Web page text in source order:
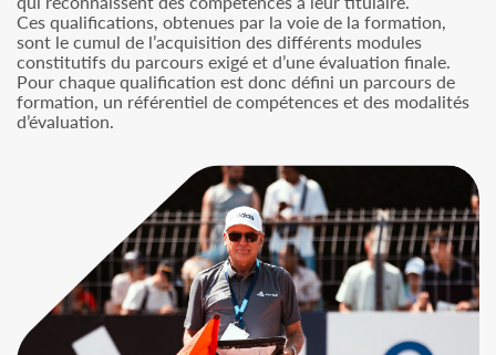
Ces qualifications, obtenues par la voie de la formation,
sont le cumul de l’acquisition des différents modules
constitutifs du parcours exigé et d’une évaluation finale.
Pour chaque qualification est donc défini un parcours de
formation, un référentiel de compétences et des modalités
d’évaluation.